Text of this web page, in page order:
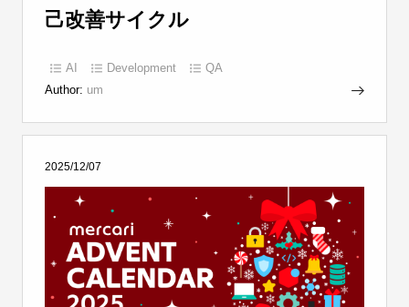
己改善サイクル
AI Development
QA
Author: um
2025/12/07